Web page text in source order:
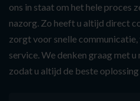
ons in staat om het hele proces
nazorg. Zo heeft u altijd direct
zorgt voor snelle
service. We denken graag met u
zodat u altijd de beste